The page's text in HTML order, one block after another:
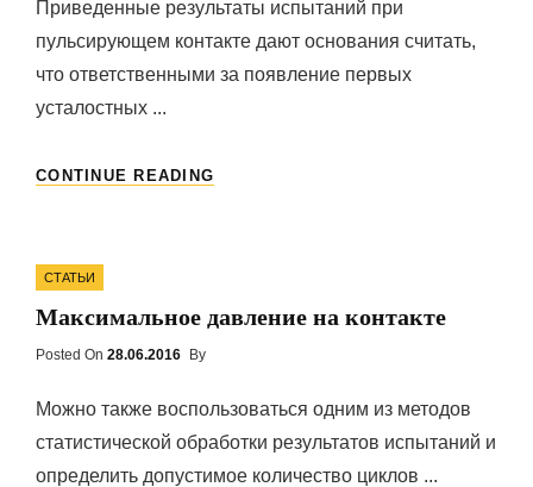
Приведенные результаты испытаний при
пульсирующем контакте дают основания считать,
что ответственными за появление первых
усталостных ...
CONTINUE READING
И
Categories
СТАТЬИ
Максимальное давление на контакте
Posted On Posted
28.06.2016 By
Можно также воспользоваться одним из методов
статистической обработки результатов испытаний и
определить допустимое количество циклов ...